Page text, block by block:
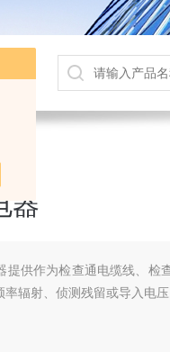
器
提供作为检查通电缆线、检
辐射、侦测残留或导入电压